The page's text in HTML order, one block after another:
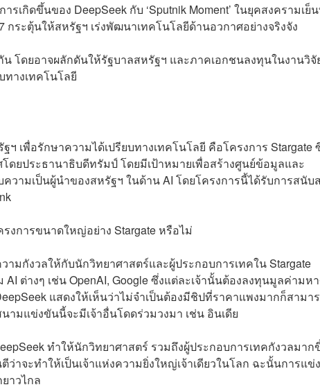
รเกิดขึ้นของ DeepSeek กับ ‘Sputnik Moment’ ในยุคสงครามเย็
กระตุ้นให้สหรัฐฯ เร่งพัฒนาเทคโนโลยีด้านอวกาศอย่างจริงจัง
โดยอาจผลักดันให้รัฐบาลสหรัฐฯ และภาคเอกชนลงทุนในงานวิจั
ทางเทคโนโลยี
เพื่อรักษาความได้เปรียบทางเทคโนโลยี คือโครงการ Stargate
ดยประธานาธิบดีทรัมป์ โดยมีเป้าหมายเพื่อสร้างศูนย์ข้อมูลและ
วามเป็นผู้นำของสหรัฐฯ ในด้าน AI โดยโครงการนี้ได้รับการสนับ
งการขนาดใหญ่อย่าง Stargate หรือไม่
ามกังวลให้กับนักวิทยาศาสตร์และผู้ประกอบการเทคใน Stargate
ต่างๆ เช่น OpenAI, Google ซึ่งแต่ละเจ้านั้นต้องลงทุนมูลค่ามห
แสดงให้เห็นว่าไม่จำเป็นต้องมีชิปที่ราคาแพงมากก็สามา
ามแข่งขันนี้จะมีเจ้าอื่นโดดร่วมวงมา เช่น อินเดีย
ทำให้นักวิทยาศาสตร์ รวมถึงผู้ประกอบการเทคกังวลมาก
าจะทำให้เป็นเจ้าแห่งความยิ่งใหญ่เจ้าเดียวในโลก ฉะนั้นการแข่
าวไกล